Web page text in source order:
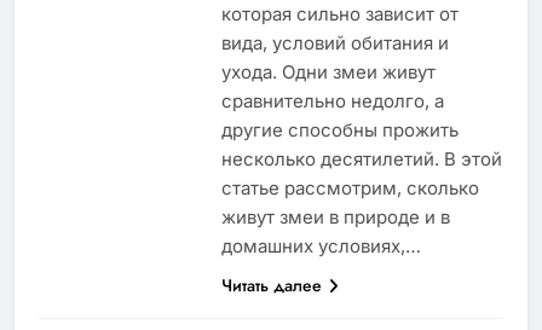
которая сильно зависит от
вида, условий обитания и
ухода. Одни змеи живут
сравнительно недолго, а
другие способны прожить
несколько десятилетий. В этой
статье рассмотрим, сколько
живут змеи в природе и в
домашних условиях,…
Читать далее